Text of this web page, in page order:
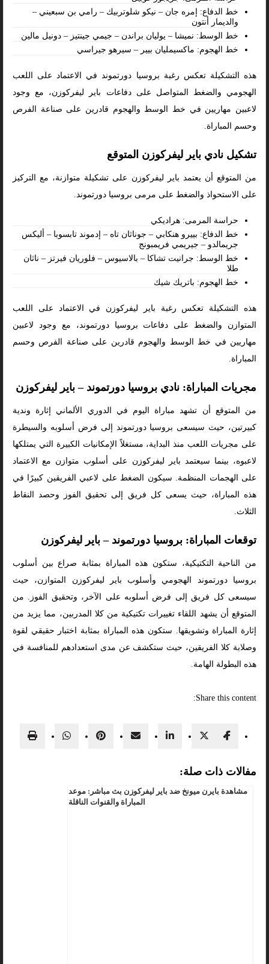
خط الدفاع: إمره جان – نيكو شلوتربيك – رامي بن سبعيني –
والديمار أنتون
خط الوسط: نميشا – يوليان براندن – جيمي جينتيز – دونيل مالين
خط الهجوم: ماكسيمليان بيير – سيرهو جيراسي
هذه التشكيلة تعكس رغبة بروسيا دورتموند في الاعتماد على اللعب
الهجومي والضغط المتواصل على دفاعات باير ليفركوزن، مع وجود
لاعبين مهاريين في خط الوسط والهجوم قادرين على صناعة الفرص
وحسم المباراة.
تشكيل نادي باير ليفركوزن المتوقع
من المتوقع أن يعتمد باير ليفركوزن على تشكيلة متوازنة، مع التركيز
على الاستحواذ والضغط على مرمى بروسيا دورتموند.
حراسة المرمى: هراديكي
خط الدفاع: بييرو هنكابي – جوناثان تاه – إدموند تابسوبا – أليكس
جريمالدو – جيريمي فريمبونج
خط الوسط: جرانيت تشاكا – بالاسيوس – فلوريان فيرتز – ناثان
طلا
خط الهجوم: باتريك شيك
هذه التشكيلة تعكس رغبة باير ليفركوزن في الاعتماد على اللعب
المتوازن والضغط على دفاعات بروسيا دورتموند، مع وجود لاعبين
مهاريين في خط الوسط والهجوم قادرين على صناعة الفرص وحسم
المباراة.
مجريات المباراة: نادي بروسيا دورتموند – باير ليفركوزن
من المتوقع أن تشهد مباراة اليوم في الدوري الألماني إثارة وندية
كبيرتين، حيث سيسعى بروسيا دورتموند إلى فرض أسلوبه والسيطرة
على مجريات اللعب منذ البداية، مستغلاً الإمكانيات الكبيرة التي يمتلكها
لاعبوه، بينما سيعتمد باير ليفركوزن على أسلوب متوازن مع الاعتماد
على الهجمات المنظمة. سيكون الضغط على لاعبي الفريقين كبيرًا في
هذه المباراة، حيث يسعى كل فريق إلى تحقيق الفوز وحصد النقاط
الثلاث.
توقعات المباراة: بروسيا دورتموند – باير ليفركوزن
من الناحية التكتيكية، ستكون هذه المباراة بمثابة صراع بين أسلوب
بروسيا دورتموند الهجومي وأسلوب باير ليفركوزن المتوازن، حيث
سيسعى كل فريق إلى فرض أسلوبه على الآخر، وتحقيق الفوز. من
المتوقع أن يشهد اللقاء تغييرات تكتيكية من كلا المدربين، مما يزيد من
إثارة المباراة وتشويقها. ستكون هذه المباراة بمثابة اختبار حقيقي لقوة
وصلابة كلا الفريقين، حيث ستكشف عن مدى استعدادهم للمنافسة في
هذه البطولة الهامة.
Share this content:
مفالات ذات صلة:
مشاهدة بايرن ميونخ ضد باير ليفركوزن بث مباشر: موعد
المباراة والقنوات الناقلة